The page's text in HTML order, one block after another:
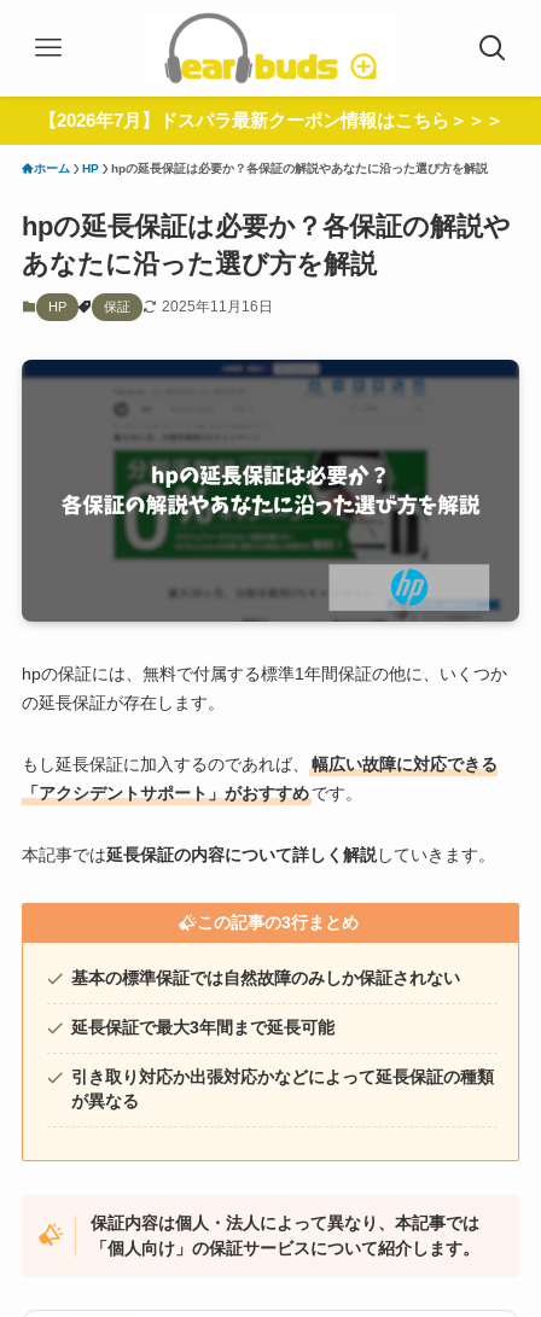
【2026年7月】ドスパラ最新クーポン情報はこちら＞＞＞
ホーム HP hpの延長保証は必要か？各保証の解説やあなたに沿った選び方を解説
hpの延長保証は必要か？各保証の解説や
あなたに沿った選び方を解説
HP 保証 2025年11月16日
hpの保証には、無料で付属する標準1年間保証の他に、いくつか
の延長保証が存在します。
もし延長保証に加入するのであれば、
幅広い故障に対応できる
「アクシデントサポート」がおすすめ です。
本記事では延長保証の内容について詳しく解説していきます。
この記事の3行まとめ
基本の標準保証では自然故障のみしか保証されない
延長保証で最大3年間まで延長可能
引き取り対応か出張対応かなどによって延長保証の種類
が異なる
保証内容は個人・法人によって異なり、本記事では
「個人向け」の保証サービスについて紹介します。